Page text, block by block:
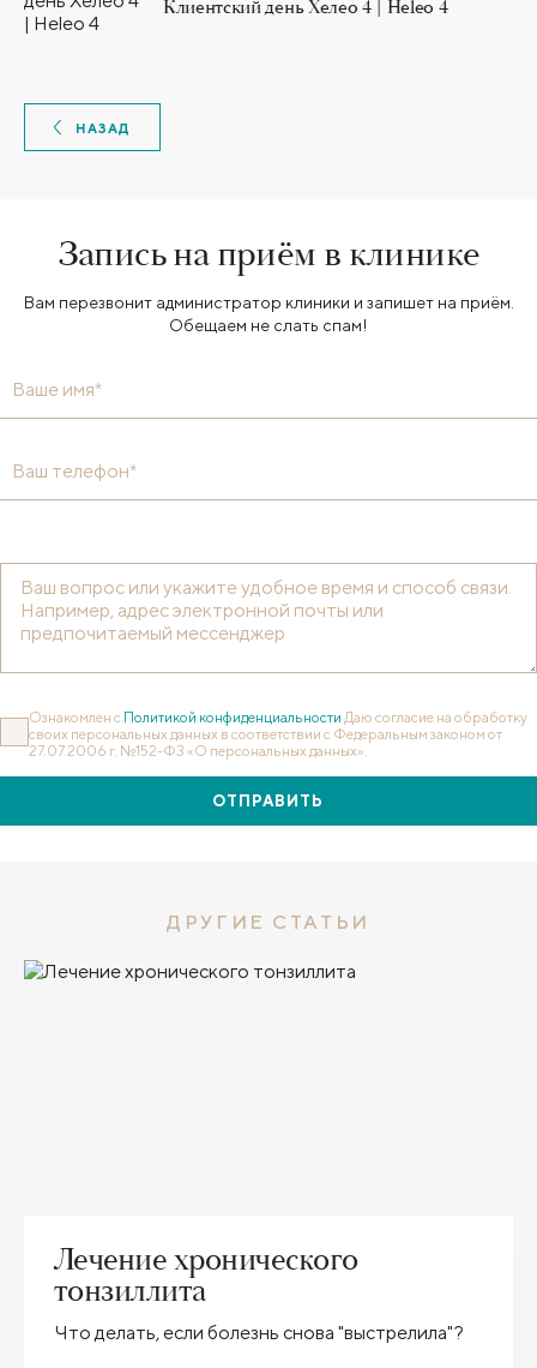
Клиентский день Хелео 4 | Heleo 4
НАЗАД
Запись на приём в клинике
Вам перезвонит администратор клиники и запишет на приём.
Обещаем не слать спам!
Ваше имя*
Ваш телефон*
Ознакомлен с Политикой конфиденциальности Даю согласие на обработку
своих персональных данных в соответствии с Федеральным законом от
27.07.2006 г. №152-ФЗ «О персональных данных».
ОТПРАВИТЬ
ДРУГИЕ СТАТЬИ
Лечение хронического
тонзиллита
Что делать, если болезнь снова "выстрелила"?